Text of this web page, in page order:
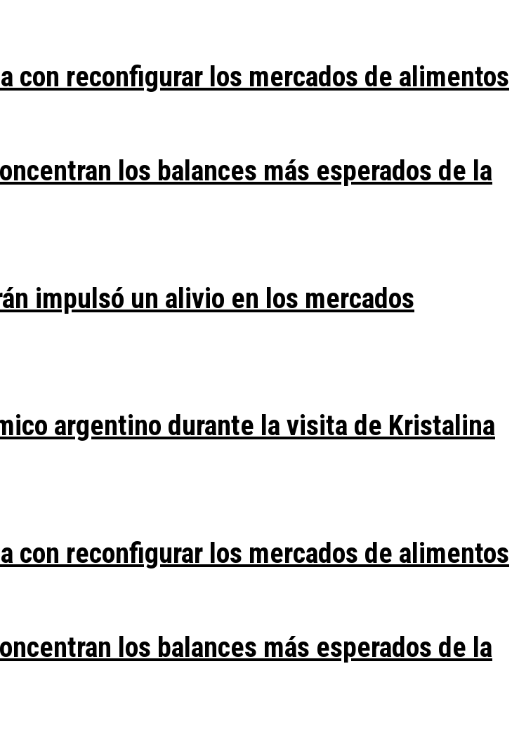
con reconfigurar los mercados de alimentos
los balances más esperados de la
impulsó un alivio en los mercados
argentino durante la visita de Kristalina
con reconfigurar los mercados de alimentos
los balances más esperados de la